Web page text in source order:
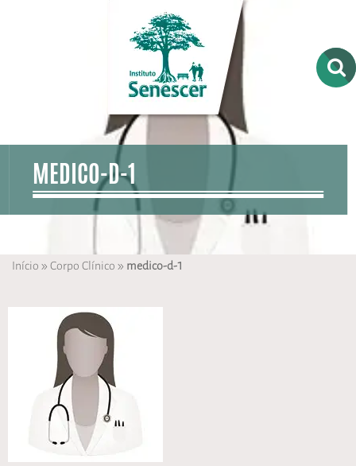
MEDICO-D-1
Início » Corpo Clínico » medico-d-1